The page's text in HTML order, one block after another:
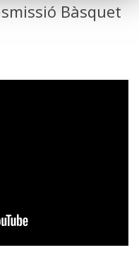
Bàsquet